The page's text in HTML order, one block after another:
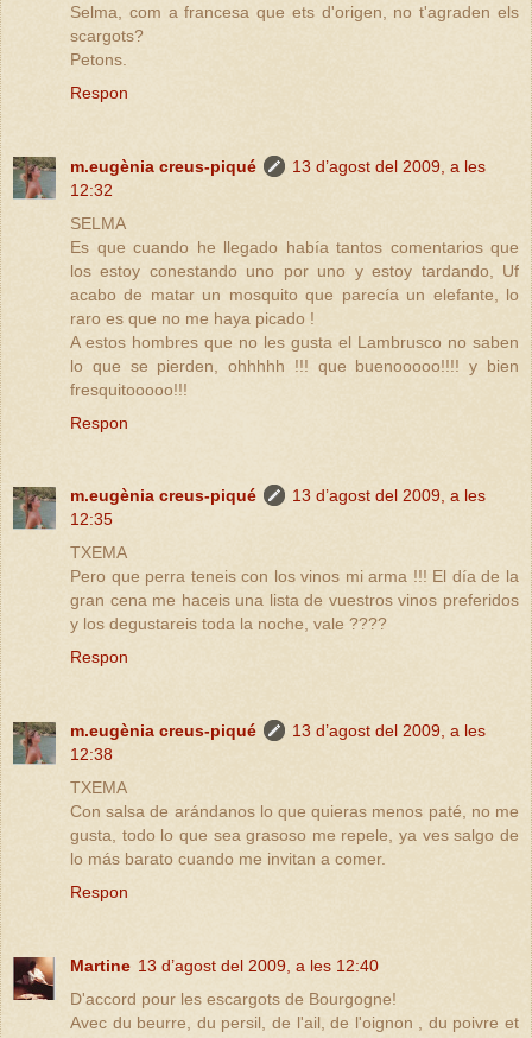
Selma, com a francesa que ets d'origen, no t'agraden els
scargots?
Petons.
Respon
m.eugènia creus-piqué
13 d’agost del 2009, a les
12:32
SELMA
Es que cuando he llegado había tantos comentarios que
los estoy conestando uno por uno y estoy tardando, Uf
acabo de matar un mosquito que parecía un elefante, lo
raro es que no me haya picado !
A estos hombres que no les gusta el Lambrusco no saben
lo que se pierden, ohhhhh !!! que buenooooo!!!! y bien
fresquitooooo!!!
Respon
m.eugènia creus-piqué
13 d’agost del 2009, a les
12:35
TXEMA
Pero que perra teneis con los vinos mi arma !!! El día de la
gran cena me haceis una lista de vuestros vinos preferidos
y los degustareis toda la noche, vale ????
Respon
m.eugènia creus-piqué
13 d’agost del 2009, a les
12:38
TXEMA
Con salsa de arándanos lo que quieras menos paté, no me
gusta, todo lo que sea grasoso me repele, ya ves salgo de
lo más barato cuando me invitan a comer.
Respon
Martine 13 d’agost del 2009, a les 12:40
D'accord pour les escargots de Bourgogne!
Avec du beurre, du persil, de l'ail, de l'oignon , du poivre et